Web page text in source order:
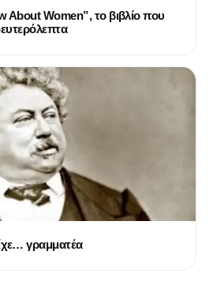
About Women”, το βιβλίο που
γραμματέα